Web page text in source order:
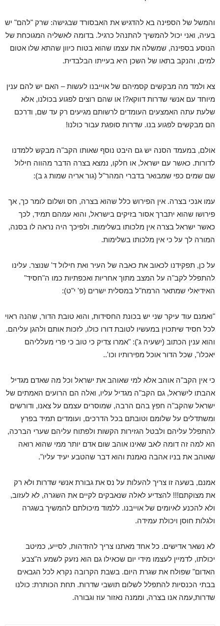
והמשל של הספינה בא להדגיש את האבסורד שבגישה: שרק "להם" יש
בעיה, ואני יכול להמשיך להתנהל כרגיל. בדומה לאשליה המגוכחת של
הנוסע בספינה, שמשלה את עצמו שהוא בטוח כיוון שהתא שלו אטום
למים, והנקב בתאו של השכן היא בעייתו הבלבדית.
צא ולמד מה מבקשים קסמיהם של אוייבנו לעשות – האם יש להם ענין
מיוחד עם אנשי שדרות דווקא?! או שהם רוצים לפגוע בכולנו, אלא
שלעת עתה האמצעים העומדים לרשותם מגיעים רק עד שם, ודרכם
הם מבקשים לפגוע בנו. שדרות סופגת עבור כולנו!
אולם, במעמד הסנה יש גם היבט נוסף שאותו הקב"ה מבקש ללמדנו
לדורות. כאשר עם ישראל, או חלקו, נמצא בצרה הדבר מהווה חילול
שם שמים כפי שמבואר בדברי המהר"ל (גור אריה שמות ג ב):
עמו אנכי בצרה. אין הפירוש כלל שהוא בצרה, חס ושלום לומר כך, אך
פירושו שהוא יתברך אסור בזיקים בישראל, והוא עמהם תמיד, לכך
כאשר ישראל בצרה אין מלכותו בשלימות. ולפיכך היה נראה לו בסנה,
המורה לך על כי אין מלכותו בשלימות.
על כן, תפקידנו לכאוב את כאבה של העיר ואת חילול ד' שנוצר. עלינו
להתפלל לקב"ה על המצב מתוך אחריות ואכפתיות כמו ה"חסיד"
האידיאלי שמתאר הרמח"ל במסלית ישרים (פ' י"ט):
"ואמנם עוד עיקר שני יש בכונת החסידות, והוא טובת הדור, שהנה ראוי
לכל חסיד שיתכוין במעשיו לטובת דורו כולו, לזכות אותם ולהגן עליהם.
והוא ענין הכתוב (ישעיה ג'): "אמרו צדיק כי טוב כי פרי מעלליהם
יאכלו", שכל הדור אוכל מפירותיו וכו'..
כי אין הקב"ה אוהב אלא למי שאוהב את ישראל וכל מה שאדם מגדיל
אהבתו לישראל, גם הקב"ה מגדיל עליו, ואלה הם הרועים האמתים של
ישראל שהקב"ה חפץ בהם הרבה, שמוסרים עצמם על צאנו, ודורשים
ומשתדלים על שלומם וטובתם בכל הדרכים, ועומדים תמיד בפרץ
להתפלל עליהם ולבטל הגזירות הקשות ולפתוח עליהם שערי הברכה,
הא למה זה דומה לאב שאינו אוהב שום אדם יותר ממי שהוא רואה
שאוהב את בניו אהבה נאמנת והוא דבר שהטבע יעיד עליו".
אמנם, בשעה זו צריך להעלות על נס את גבורת אנשי שדרות ולא רק
את מצוקתם!!! להצדיע לאלה שנאבקים לקיים את השגרה, לא לעזוב,
ולא להכנע לאיומים של אוייבנו. ללמוד מיכולתם להמשיך בשגרה
ולגלות חוסן ויכולת עמידה.
לא נשאר אדישים. כל אחד מאתנו צריך להזדהות, לסייע, כמיטב
יכולתו, לדמיין לעצמו מידי יום שכאילו גם הוא נזעק לשמע ה"צבע
האדום" שפולח את שגרת היום. בשבת הקרובה נקרא לכל הגבאים
בבתי הכנסיות להתפלל לשלום תושבי שדרות. תחת הכותרת: כולנו
שדרות,עמה אנו בצרה, וממנה נאזור עוז וגבורה.